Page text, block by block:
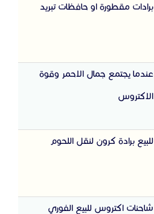
برادات مقطورة او حافظات تبريد
عندما يجتمع جمال الاحمر وقوة
الاكتروس
للبيع برادة كرون لنقل اللحوم
شاحنات اكتروس للبيع الفوري